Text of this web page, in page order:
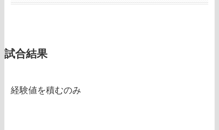
試合結果
経験値を積むのみ